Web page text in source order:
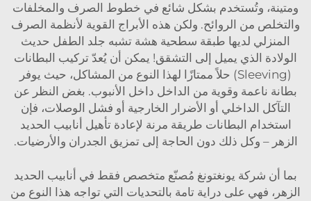
ومتينة، وتُستخدم بشكل شائع في خطوط الصرف والمخلفات
والتخلص من الروائح. ولكن هذه الأبراج القوية لأنظمة الصرف
المنزلي لديها طبقة سطحية هشة تشبه جلد الطفل حديث
الولادة الذي يميل إلى التشقق! يمكن أن يُعدّ تركيب البطانات
(Sleeving) حلاً ممتازًا لهذا النوع من المشاكل، حيث يوفر
بطانة ناعمة وقوية من الداخل داخل الأنبوب. بغض النظر عن
التآكل الداخلي أو الأضرار الخارجية أو فشل الوصلات، فإن
استخدام البطانات طريقة مرنة لإعادة تأهيل أنابيب الحديد
الزهر – وكل ذلك دون الحاجة إلى تمزيق الجدران والأرضيات.
بما أن شركة يونغتونغ مُصنّع متخصص فقط في أنابيب الحديد
الزهر، فهي على دراية تامة بالتحديات التي تواجه هذا النوع من